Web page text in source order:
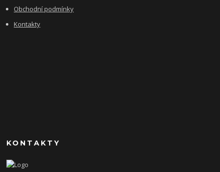
Obchodní podmínky
Kontakty
KONTAKTY